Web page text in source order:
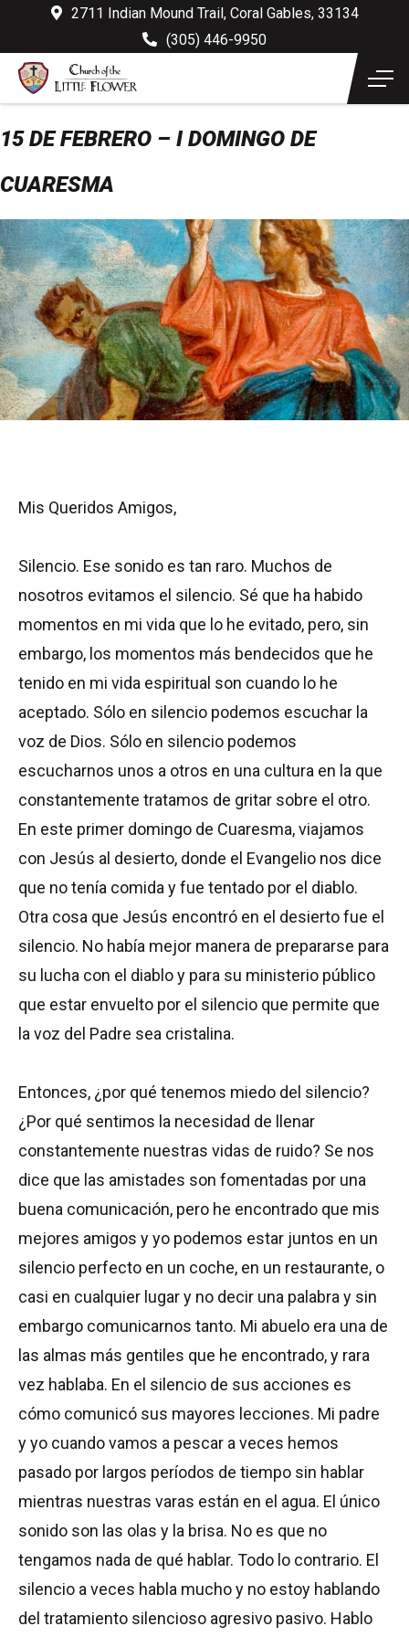
2711 Indian Mound Trail, Coral Gables, 33134
(305) 446-9950
15 DE FEBRERO – I DOMINGO DE
CUARESMA
Mis Queridos Amigos,
Silencio. Ese sonido es tan raro. Muchos de
nosotros evitamos el silencio. Sé que ha habido
momentos en mi vida que lo he evitado, pero, sin
embargo, los momentos más bendecidos que he
tenido en mi vida espiritual son cuando lo he
aceptado. Sólo en silencio podemos escuchar la
voz de Dios. Sólo en silencio podemos
escucharnos unos a otros en una cultura en la que
constantemente tratamos de gritar sobre el otro.
En este primer domingo de Cuaresma, viajamos
con Jesús al desierto, donde el Evangelio nos dice
que no tenía comida y fue tentado por el diablo.
Otra cosa que Jesús encontró en el desierto fue el
silencio. No había mejor manera de prepararse para
su lucha con el diablo y para su ministerio público
que estar envuelto por el silencio que permite que
la voz del Padre sea cristalina.
Entonces, ¿por qué tenemos miedo del silencio?
¿Por qué sentimos la necesidad de llenar
constantemente nuestras vidas de ruido? Se nos
dice que las amistades son fomentadas por una
buena comunicación, pero he encontrado que mis
mejores amigos y yo podemos estar juntos en un
silencio perfecto en un coche, en un restaurante, o
casi en cualquier lugar y no decir una palabra y sin
embargo comunicarnos tanto. Mi abuelo era una de
las almas más gentiles que he encontrado, y rara
vez hablaba. En el silencio de sus acciones es
cómo comunicó sus mayores lecciones. Mi padre
y yo cuando vamos a pescar a veces hemos
pasado por largos períodos de tiempo sin hablar
mientras nuestras varas están en el agua. El único
sonido son las olas y la brisa. No es que no
tengamos nada de qué hablar. Todo lo contrario. El
silencio a veces habla mucho y no estoy hablando
del tratamiento silencioso agresivo pasivo. Hablo